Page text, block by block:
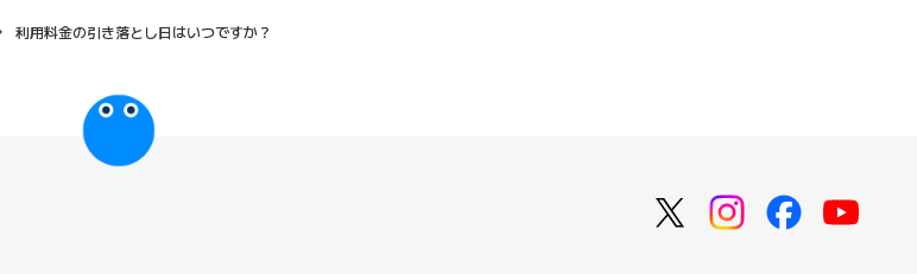
利用料金の引き落とし日はいつですか？
びっぷるのページ